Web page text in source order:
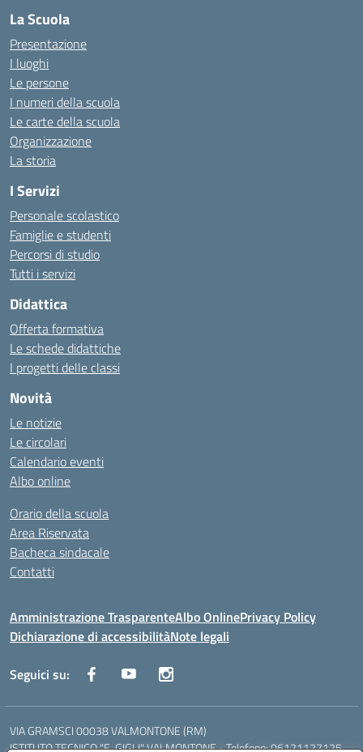
La Scuola
Presentazione
I luoghi
Le persone
I numeri della scuola
Le carte della scuola
Organizzazione
La storia
I Servizi
Personale scolastico
Famiglie e studenti
Percorsi di studio
Tutti i servizi
Didattica
Offerta formativa
Le schede didattiche
I progetti delle classi
Novità
Le notizie
Le circolari
Calendario eventi
Albo online
Orario della scuola
Area Riservata
Bacheca sindacale
Contatti
Amministrazione TrasparenteAlbo OnlinePrivacy Policy
Dichiarazione di accessibilitàNote legali
Seguici su:
VIA GRAMSCI 00038 VALMONTONE (RM)
ISTITUTO TECNICO "E. GIGLI" VALMONTONE - Telefono: 06121127125